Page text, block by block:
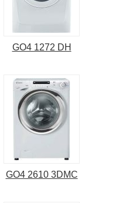
GO4 1272 DH
GO4 2610 3DMC